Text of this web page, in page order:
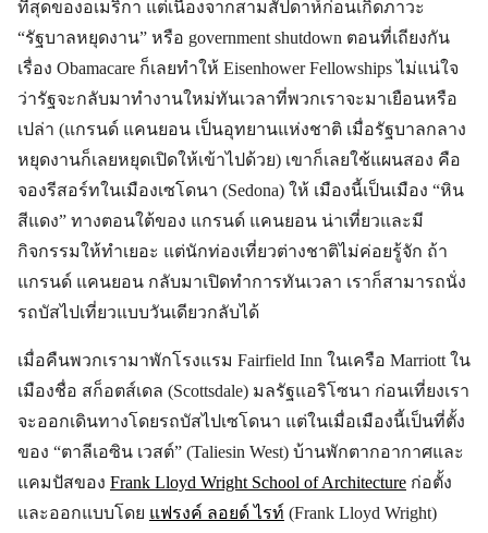
ที่สุดของอเมริกา แต่เนื่องจากสามสัปดาห์ก่อนเกิดภาวะ
“รัฐบาลหยุดงาน” หรือ government shutdown ตอนที่เถียงกัน
เรื่อง Obamacare ก็เลยทำให้ Eisenhower Fellowships ไม่แน่ใจ
ว่ารัฐจะกลับมาทำงานใหม่ทันเวลาที่พวกเราจะมาเยือนหรือ
เปล่า (แกรนด์ แคนยอน เป็นอุทยานแห่งชาติ เมื่อรัฐบาลกลาง
หยุดงานก็เลยหยุดเปิดให้เข้าไปด้วย) เขาก็เลยใช้แผนสอง คือ
จองรีสอร์ทในเมืองเซโดนา (Sedona) ให้ เมืองนี้เป็นเมือง “หิน
สีแดง” ทางตอนใต้ของ แกรนด์ แคนยอน น่าเที่ยวและมี
กิจกรรมให้ทำเยอะ แต่นักท่องเที่ยวต่างชาติไม่ค่อยรู้จัก ถ้า
แกรนด์ แคนยอน กลับมาเปิดทำการทันเวลา เราก็สามารถนั่ง
รถบัสไปเที่ยวแบบวันเดียวกลับได้
เมื่อคืนพวกเรามาพักโรงแรม Fairfield Inn ในเครือ Marriott ใน
เมืองชื่อ สก็อตส์เดล (Scottsdale) มลรัฐแอริโซนา ก่อนเที่ยงเรา
จะออกเดินทางโดยรถบัสไปเซโดนา แต่ในเมื่อเมืองนี้เป็นที่ตั้ง
ของ “ตาลีเอซิน เวสต์” (Taliesin West) บ้านพักตากอากาศและ
แคมปัสของ Frank Lloyd Wright School of Architecture ก่อตั้ง
และออกแบบโดย แฟรงค์ ลอยด์ ไรท์ (Frank Lloyd Wright)